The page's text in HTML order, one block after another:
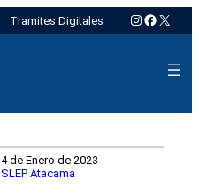
Tramites Digitales Instagram
X
4 de Enero de 2023
SLEP Atacama